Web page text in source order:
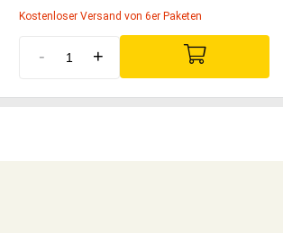
Kostenloser Versand von 6er Paketen
- +